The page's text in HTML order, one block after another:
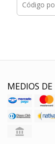
MEDIOS DE